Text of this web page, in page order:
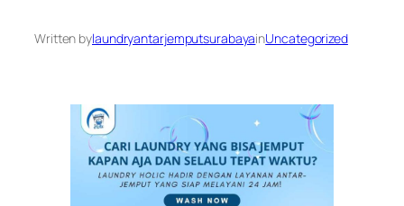
Written bylaundryantarjemputsurabayainUncategorized